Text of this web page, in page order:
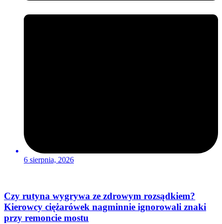
6 sierpnia, 2026
Czy rutyna wygrywa ze zdrowym rozsądkiem?
Kierowcy ciężarówek nagminnie ignorowali znaki
przy remoncie mostu